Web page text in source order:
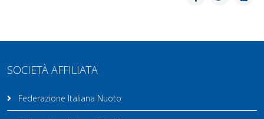
SOCIETÀ AFFILIATA
Federazione Italiana Nuoto